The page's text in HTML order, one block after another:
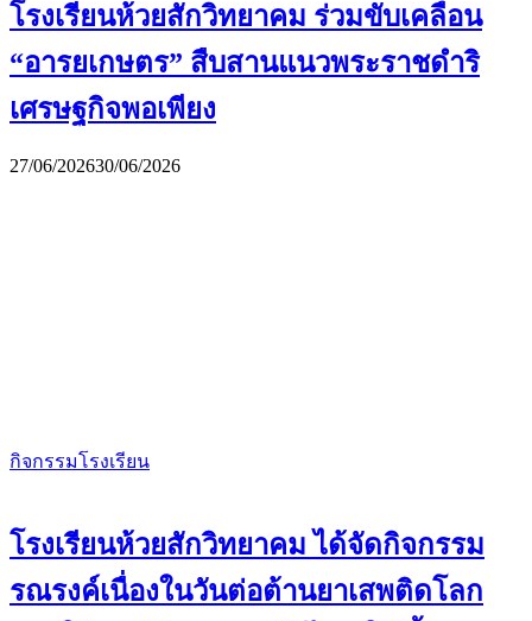
โรงเรียนห้วยสักวิทยาคม ร่วมขับเคลื่อน
“อารยเกษตร” สืบสานแนวพระราชดำริ
เศรษฐกิจพอเพียง
27/06/202630/06/2026
กิจกรรมโรงเรียน
โรงเรียนห้วยสักวิทยาคม ได้จัดกิจกรรม
รณรงค์เนื่องในวันต่อต้านยาเสพติดโลก